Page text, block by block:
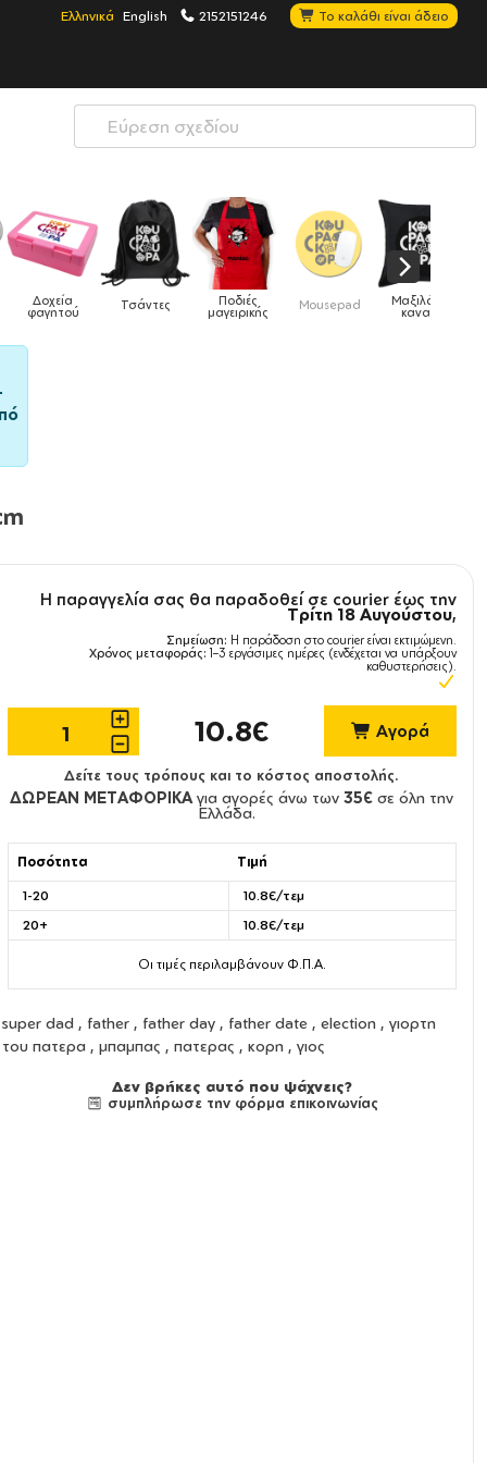
Ελληνικά English 2152151246 Το καλάθι είναι άδειο
Mousepad Μαξιλάρια
καναπέ Phone Holders Ρολόγια Βρεφικά
Η παραγγελία σας θα παραδοθεί σε courier έως την
Τρίτη 18 Αυγούστου,
Σημείωση: Η παράδοση στο courier είναι εκτιμώμενη.
Χρόνος μεταφοράς: 1–3 εργάσιμες ημέρες (ενδέχεται να υπάρξουν
καθυστερήσεις).
10.8€ Αγορά
Δείτε τους τρόπους και το κόστος αποστολής.
ΔΩΡΕΑΝ ΜΕΤΑΦΟΡΙΚΑ για αγορές άνω των35€ σε όλη την
Ελλάδα.
Ποσότητα Τιμή
1-20
10.8€/τεμ
20+
10.8€/τεμ
Οι τιμές περιλαμβάνουν Φ.Π.Α.
super dad , father , father day , father date , election , γιορτη
του πατερα , μπαμπας , πατερας , κορη , γιος
Δεν βρήκες αυτό που ψάχνεις?
συμπλήρωσε την φόρμα επικοινωνίας